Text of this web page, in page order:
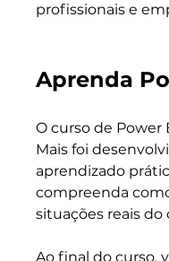
profissionais e
Aprenda
O curso de Power
Mais foi
aprendizado
compreenda
situações reais do
Ao final do curso,